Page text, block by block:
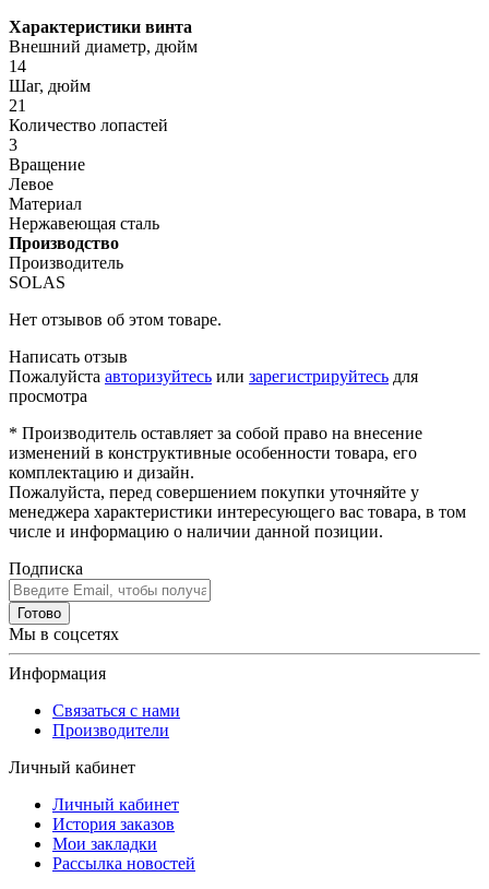
Характеристики винта
Внешний диаметр, дюйм
14
Шаг, дюйм
21
Количество лопастей
3
Вращение
Левое
Материал
Нержавеющая сталь
Производство
Производитель
SOLAS
Нет отзывов об этом товаре.
Написать отзыв
Пожалуйста авторизуйтесь или зарегистрируйтесь для
просмотра
* Производитель оставляет за собой право на внесение
изменений в конструктивные особенности товара, его
комплектацию и дизайн.
Пожалуйста, перед совершением покупки уточняйте у
менеджера характеристики интересующего вас товара, в том
числе и информацию о наличии данной позиции.
Подписка
Готово
Мы в соцсетях
Информация
Связаться с нами
Производители
Личный кабинет
Личный кабинет
История заказов
Мои закладки
Рассылка новостей